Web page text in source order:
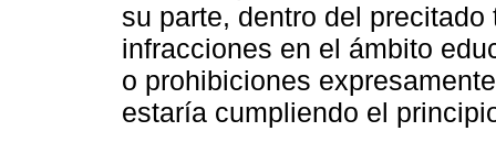
su parte, dentro del
infracciones en el ámbito
o prohibiciones
estaría cumpliendo el